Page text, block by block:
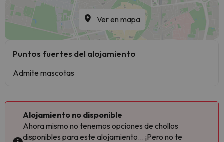
Ver en mapa
Puntos fuertes del alojamiento
Admite mascotas
Alojamiento no disponible
Ahora mismo no tenemos opciones de chollos
disponibles para este alojamiento... ¡Pero no te